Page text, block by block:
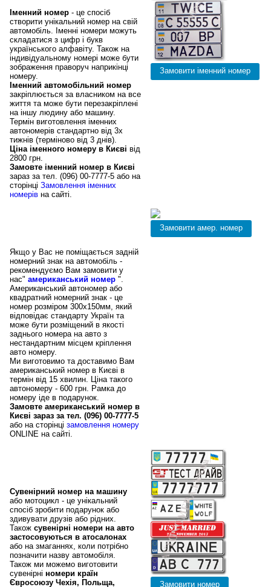
Іменний номер - це спосіб
створити унікальний номер на свій
автомобіль. Іменні номери можуть
складатися з цифр і букв
українського алфавіту. Також на
індивідуальному номері може бути
зображення праворуч наприкінці
номеру.
Іменний автомобільний номер
закріплюється за власником на все
життя та може бути перезакріплені
на іншу людину або машину.
Термін виготовлення іменних
автономерів стандартно від 3х
тижнів (терміново від 3 днів).
Ціна іменного номеру в Києві від
2800 грн.
Замовте іменний номер в Києві
зараз за тел. (096) 00-7777-5 або на
сторінці Замовлення іменних
номерів на сайті.
Якщо у Вас не поміщається задній
номерний знак на автомобіль -
рекомендуємо Вам замовити у
нас" американський номер ".
Американський автономер або
квадратний номерний знак - це
номер розміром 300х150мм, який
відповідає стандарту Україн та
може бути розміщений в якості
заднього номера на авто з
нестандартним місцем кріплення
авто номеру.
Ми виготовимо та доставимо Вам
американський номер в Києві в
термін від 15 хвилин. Ціна такого
автономеру - 600 грн. Рамка до
номеру іде в подарунок.
Замовте американський номер в
Києві зараз за тел. (096) 00-7777-5
або на сторінці замовлення номеру
ONLINE на сайті.
Сувенірний номер на машину
або мотоцикл - це унікальний
спосіб зробити подарунок або
здивувати друзів або рідних.
Також сувенірні номери на авто
застосовуються в атосалонах
або на змаганнях, коли потрібно
позначити назву автомобіля.
Також ми можемо виготовити
сувенірні номери країн
Євросоюзу Чехія, Польща,